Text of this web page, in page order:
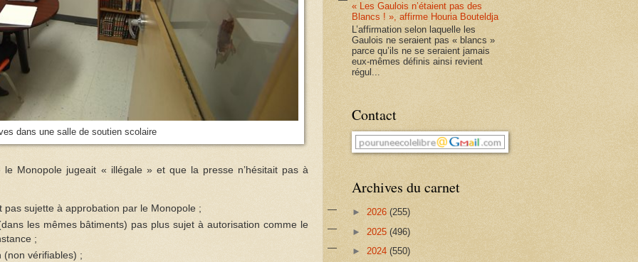
dans une salle de soutien scolaire
le Monopole jugeait « illégale » et que la presse n’hésitait pas à
pas sujette à approbation par le Monopole ;
les mêmes bâtiments) pas plus sujet à autorisation comme le
;
(non vérifiables) ;
« Les Gaulois n’étaient pas des
Blancs ! », affirme Houria Bouteldja
L’affirmation selon laquelle les
Gaulois ne seraient pas « blancs »
parce qu’ils ne se seraient jamais
eux-mêmes définis ainsi revient
régul...
Contact
Archives du carnet
► 2026 (255)
► 2025 (496)
► 2024 (550)